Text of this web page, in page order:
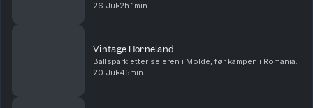
- 0-2 til Vålerenga 00:54:26 - 0-3 til Vålerenga
26 Jul 2h 1min
Vintage Horneland
Ballspark etter seieren i Molde, før kampen i Romania.
20 Jul 45min